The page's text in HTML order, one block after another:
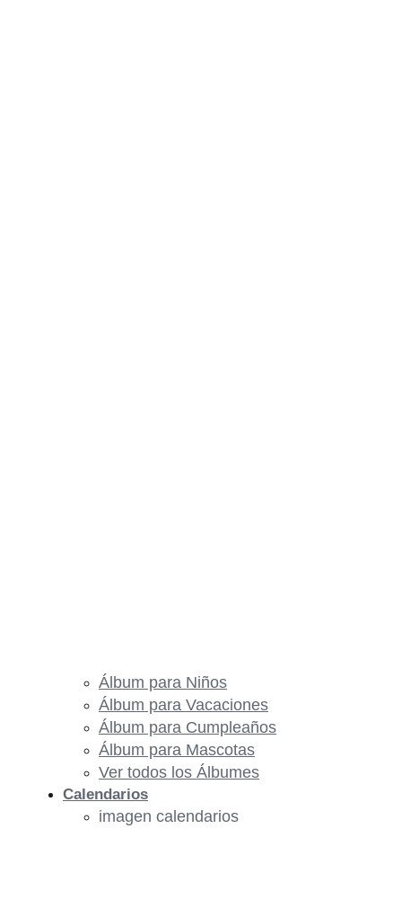
Álbum para Niños
Álbum para Vacaciones
Álbum para Cumpleaños
Álbum para Mascotas
Ver todos los Álbumes
Calendarios
imagen calendarios